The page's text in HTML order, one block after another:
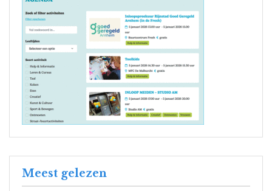
Meest gelezen